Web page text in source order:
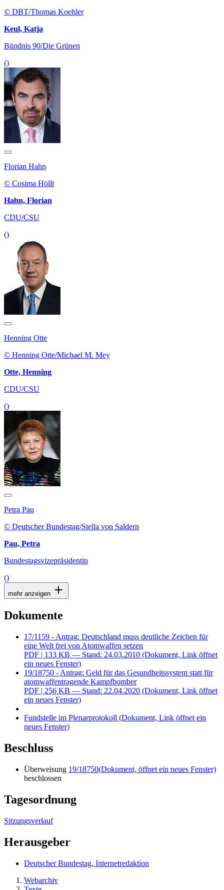
© DBT/Thomas Koehler
Keul, Katja
Bündnis 90/Die Grünen
()
Florian Hahn
© Cosima Höllt
Hahn, Florian
CDU/CSU
()
Henning Otte
© Henning Otte/Michael M. Mey
Otte, Henning
CDU/CSU
()
Petra Pau
© Deutscher Bundestag/Stella von Saldern
Pau, Petra
Bundestagsvizepräsidentin
()
mehr anzeigen
Dokumente
17/1159 - Antrag: Deutschland muss deutliche Zeichen für
eine Welt frei von Atomwaffen setzen
PDF | 133 KB — Stand: 24.03.2010 (Dokument, Link öffnet
ein neues Fenster)
19/18750 - Antrag: Geld für das Gesundheitssystem statt für
atomwaffentragende Kampfbomber
PDF | 256 KB — Stand: 22.04.2020 (Dokument, Link öffnet
ein neues Fenster)
Fundstelle im Plenarprotokoll (Dokument, Link öffnet ein
neues Fenster)
Beschluss
Überweisung 19/18750(Dokument, öffnet ein neues Fenster)
beschlossen
Tagesordnung
Sitzungsverlauf
Herausgeber
Deutscher Bundestag, Internetredaktion
Webarchiv